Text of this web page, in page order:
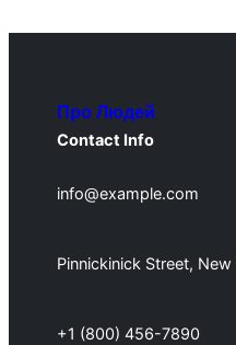
Про Людей
Contact Info
info@example.com
Pinnickinick Street, New
+1 (800) 456-7890